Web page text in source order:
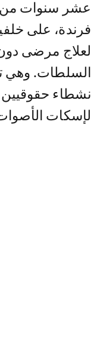
عشر سنوات
فرندة، على
لعلاج مرضى
السلطات. وهي
نشطاء حقوقيين
لإسكات